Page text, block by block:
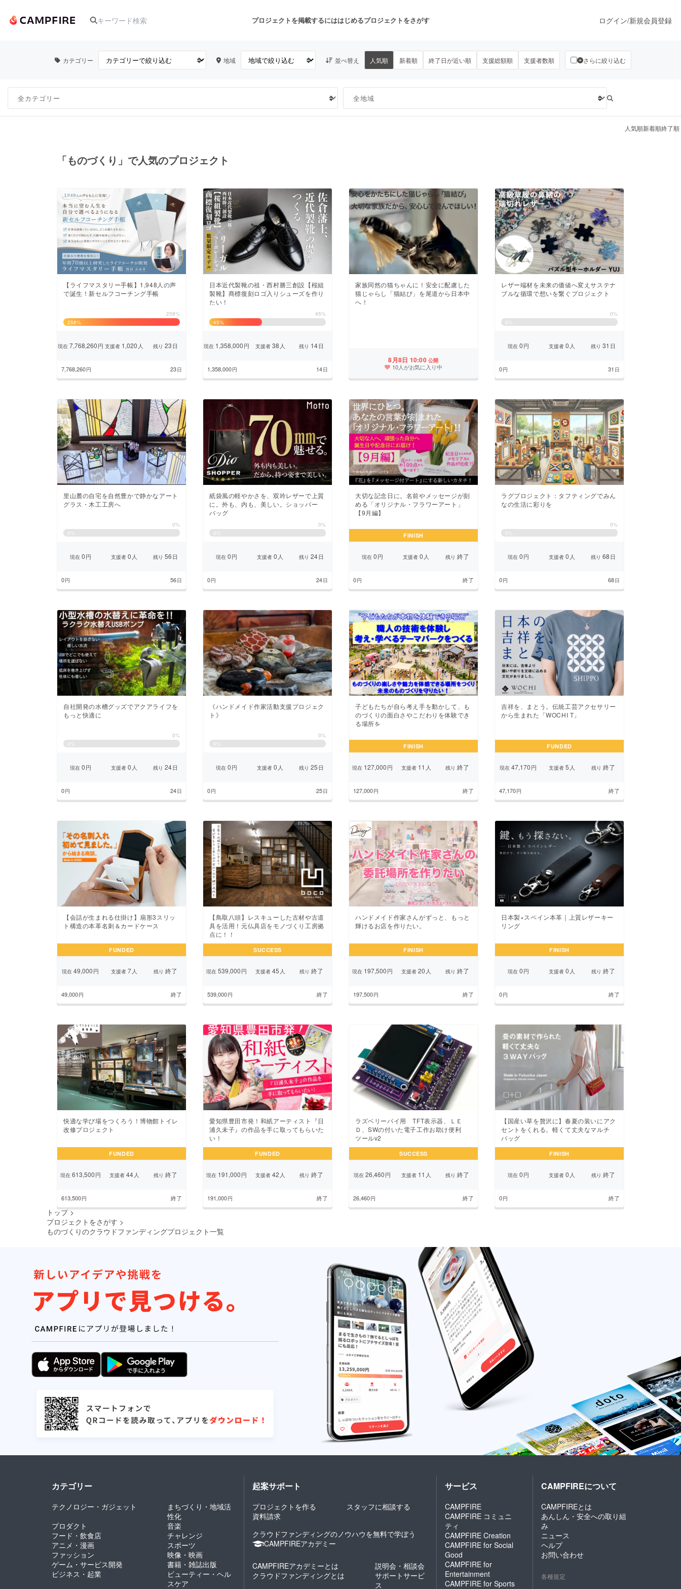
プロジェクトを掲載するにははじめるプロジェクトをさがす
人気のプロジェクト注目のリターン注目の新着プロジェクト募集終了が近いプロジェクトもうすぐ公開されます
ビジネス・起業 チャレンジ ビューティー・ヘルスケア ソーシャルグッド
まちづくり・地域活性化
CAMPFIRE for Social GoodCAMPFIRE Creation
CAMPFIREふるさと納税
machi-yaコミュニティ
ログイン/新規会員登録
カテゴリー 地域 並べ替え 人気順 新着順 終了日が近い順 支援総額順 支援者数順 さらに絞り込む
人気順新着順終了順
「ものづくり」で人気のプロジェクト
【ライフマスタリー手帳】1,948人の声
で誕生！新セルフコーチング手帳
258%
258%
現在7,768,260円 支援者 1,020 人 残り 23日
7,768,260円 23日
日本近代製靴の祖・西村勝三創設【桜組
製靴】商標復刻ロゴ入りシューズを作り
たい！
45%
45%
現在1,358,000円 支援者38 人 残り 14日
1,358,000円 14日
家族同然の猫ちゃんに！安全に配慮した
猫じゃらし「猫結び」を尾道から日本中
へ！
8月8日 10:00 公開
10人がお気に入り中
レザー端材を未来の価値へ変えサステナ
ブルな循環で想いを繋ぐプロジェクト
0%
0
現在0円 支援者 0 人 残り 31 日
0円 31 日
里山麓の自宅を自然豊かで静かなアート
グラス・木工工房へ
0%
0
現在0円 支援者 0 人 残り 56日
0円 56日
紙袋風の軽やかさを、双吟レザーで上質
に。外も、内も、美しい。ショッパー
バッグ
0%
0
現在0円 支援者 0 人 残り 24日
0円 24日
大切な記念日に。名前やメッセージが刻
める「オリジナル・フラワーアート」
【9月編】
FINISH
現在0円 支援者 0 人 残り 終了
0円 終了
ラグプロジェクト：タフティングでみん
なの生活に彩りを
0%
0
現在0円 支援者 0 人 残り 68日
0円 68日
自社開発の水槽グッズでアクアライフを
もっと快適に
0%
0
現在0円 支援者 0 人 残り 24日
0円 24日
《ハンドメイド作家活動支援プロジェク
ト》
0%
0
現在0円 支援者 0 人 残り 25日
0円 25日
子どもたちが自ら考え手を動かして、も
のづくりの面白さやこだわりを体験でき
る場所を
FINISH
現在127,000円 支援者11 人 残り 終了
127,000円 終了
吉祥を、まとう。伝統工芸アクセサリー
から生まれた「WOCHI T」
FUNDED
現在 47,170円 支援者 5 人 残り 終了
47,170円 終了
【会話が生まれる仕掛け】扇形3スリッ
ト構造の本革名刺＆カードケース
FUNDED
現在 49,000円 支援者 7 人 残り 終了
49,000円 終了
【鳥取八頭】レスキューした古材や古道
具を活用！元仏具店をモノづくり工房拠
点に！！
SUCCESS
現在539,000円 支援者45 人 残り 終了
539,000円 終了
ハンドメイド作家さんがずっと、もっと
輝けるお店を作りたい。
FINISH
現在197,500円 支援者20 人 残り 終了
197,500円 終了
日本製×スペイン本革｜上質レザーキー
リング
FINISH
現在0円 支援者 0 人 残り 終了
0円 終了
快適な学び場をつくろう！博物館トイレ
改修プロジェクト
FUNDED
現在613,500円 支援者44 人 残り 終了
613,500円 終了
愛知県豊田市発！和紙アーティスト『日
浦久未子』の作品を手に取ってもらいた
い！
FUNDED
現在191,000円 支援者42 人 残り 終了
191,000円 終了
ラズベリーパイ用 TFT表示器、ＬＥ
Ｄ、SWの付いた電子工作お助け便利
ツールv2
SUCCESS
現在 26,460円 支援者11 人 残り 終了
26,460円 終了
【国産い草を贅沢に】春夏の装いにアク
セントをくれる。軽くて丈夫なマルチ
バッグ
FINISH
現在0円 支援者 0 人 残り 終了
0円 終了
トップ >
プロジェクトをさがす >
ものづくりのクラウドファンディングプロジェクト一覧
4
カテゴリー
テクノロジー・ガジェット
まちづくり・地域活
性化
プロダクト
音楽
フード・飲食店
チャレンジ
アニメ・漫画
スポーツ
ファッション
映像・映画
ゲーム・サービス開発
書籍・雑誌出版
ビジネス・起業
ビューティー・ヘル
スケア
起案サポート
プロジェクトを作る
スタッフに相談する
資料請求
クラウドファンディングのノウハウを無料で学ぼう
CAMPFIREアカデミー
CAMPFIREアカデミーとは
説明会・相談会
クラウドファンディングとは
サポートサービ
ス
サービス
CAMPFIRE
CAMPFIRE コミュニ
ティ
CAMPFIRE Creation
CAMPFIRE for Social
Good
CAMPFIRE for
Entertainment
CAMPFIRE for Sports
CAMPFIREについて
CAMPFIREとは
あんしん・安全への取り組
み
ニュース
ヘルプ
お問い合わせ
各種規定